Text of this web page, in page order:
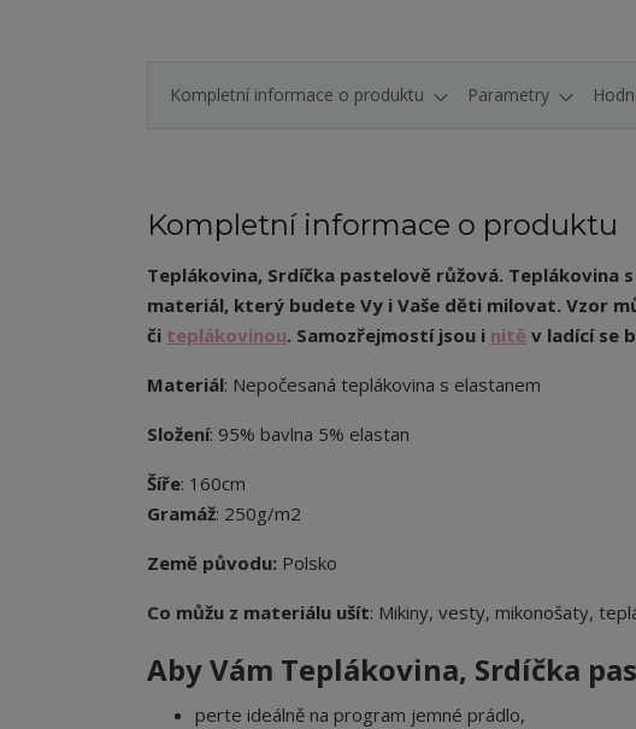
Kompletní informace o produktu Parametry
Kompletní informace o produktu
Teplákovina, Srdíčka pastelově růžová. Teplákovina
materiál, který budete Vy i Vaše děti milovat. Vzor
či teplákovinou. Samozřejmostí jsou i nitě v ladící se
Materiál: Nepočesaná teplákovina s elastanem
Složení: 95% bavlna 5% elastan
Šíře: 160cm
Gramáž: 250g/m2
Země původu: Polsko
Co můžu z materiálu ušít: Mikiny, vesty, mikonošaty,
Aby Vám Teplákovina, Srdíčka
perte ideálně na program jemné prádlo,